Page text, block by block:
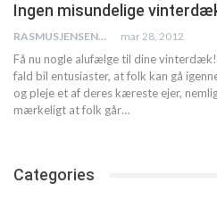
Ingen misundelige
RASMUSJENSEN45 mar 28, 2012
Få nu nogle alufælge til dine
fald bil entusiaster, at folk kan gå
og pleje et af deres kæreste ejer,
mærkeligt at folk går…
Categories